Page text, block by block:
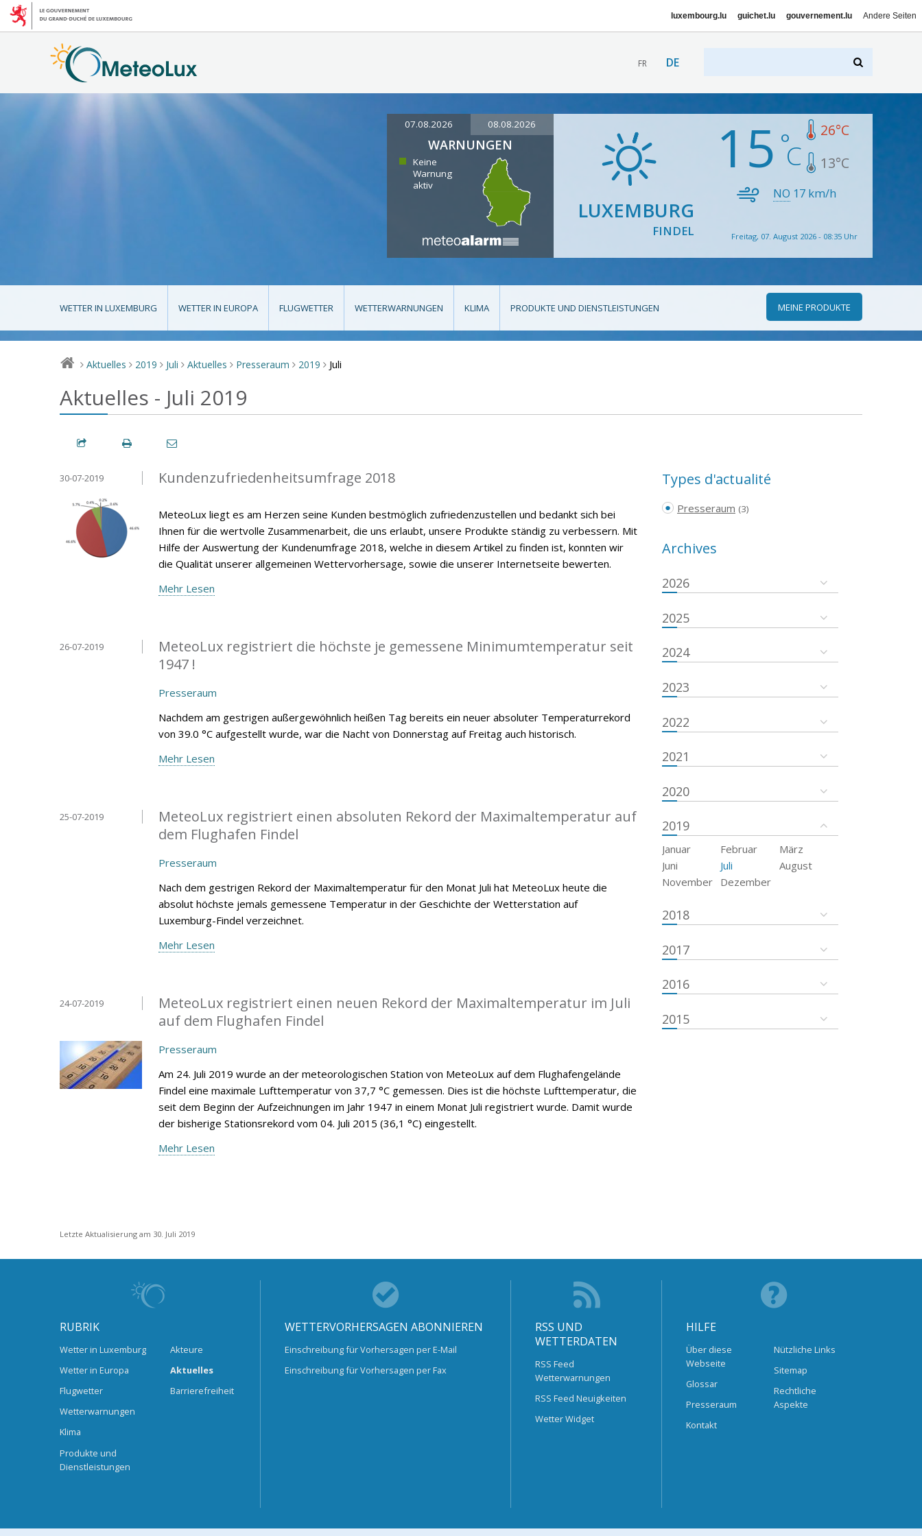
luxembourg.lu guichet.lu gouvernement.lu Andere Seiten
FR DE
07.08.2026 08.08.2026
WARNUNGEN
Keine
Warnung
aktiv
LUXEMBURG
FINDEL
15 26°C
13°C
NO 17 km/h
Freitag, 07. August 2026 - 08:35 Uhr
WETTER IN LUXEMBURG WETTER IN EUROPA FLUGWETTER WETTERWARNUNGEN KLIMA PRODUKTE UND DIENSTLEISTUNGEN MEINE PRODUKTE
> Aktuelles > 2019 > Juli > Aktuelles > Presseraum > 2019 > Juli
Aktuelles - Juli 2019
Kundenzufriedenheitsumfrage 2018
30-07-2019
MeteoLux liegt es am Herzen seine Kunden bestmöglich zufriedenzustellen und bedankt sich bei
Ihnen für die wertvolle Zusammenarbeit, die uns erlaubt, unsere Produkte ständig zu verbessern. Mit
Hilfe der Auswertung der Kundenumfrage 2018, welche in diesem Artikel zu finden ist, konnten wir
die Qualität unserer allgemeinen Wettervorhersage, sowie die unserer Internetseite bewerten.
Mehr Lesen
MeteoLux registriert die höchste je gemessene Minimumtemperatur seit
1947 !
26-07-2019
Presseraum
Nachdem am gestrigen außergewöhnlich heißen Tag bereits ein neuer absoluter Temperaturrekord
von 39.0 °C aufgestellt wurde, war die Nacht von Donnerstag auf Freitag auch historisch.
Mehr Lesen
MeteoLux registriert einen absoluten Rekord der Maximaltemperatur auf
dem Flughafen Findel
25-07-2019
Presseraum
Nach dem gestrigen Rekord der Maximaltemperatur für den Monat Juli hat MeteoLux heute die
absolut höchste jemals gemessene Temperatur in der Geschichte der Wetterstation auf
Luxemburg-Findel verzeichnet.
Mehr Lesen
MeteoLux registriert einen neuen Rekord der Maximaltemperatur im Juli
auf dem Flughafen Findel
24-07-2019
Presseraum
Am 24. Juli 2019 wurde an der meteorologischen Station von MeteoLux auf dem Flughafengelände
Findel eine maximale Lufttemperatur von 37,7 °C gemessen. Dies ist die höchste Lufttemperatur, die
seit dem Beginn der Aufzeichnungen im Jahr 1947 in einem Monat Juli registriert wurde. Damit wurde
der bisherige Stationsrekord vom 04. Juli 2015 (36,1 °C) eingestellt.
Mehr Lesen
Types d'actualité
Presseraum (3)
Archives
2026
2025
2024
2023
2022
2021
2020
2019
Januar Februar
März
Juni
Juli
August
November
Dezember
2018
2017
2016
2015
Letzte Aktualisierung am 30. Juli 2019
RUBRIK
Wetter in Luxemburg
Wetter in Europa
Flugwetter
Wetterwarnungen
Klima
Produkte und
Dienstleistungen
Akteure
Aktuelles
Barrierefreiheit
WETTERVORHERSAGEN ABONNIEREN
Einschreibung für Vorhersagen per E-Mail
Einschreibung für Vorhersagen per Fax
RSS UND
WETTERDATEN
RSS Feed
Wetterwarnungen
RSS Feed Neuigkeiten
Wetter Widget
HILFE
Über diese
Webseite
Glossar
Presseraum
Kontakt
Nützliche Links
Sitemap
Rechtliche
Aspekte